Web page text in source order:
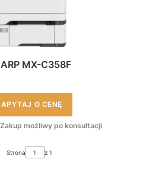
MX-C358F
O CENĘ
Zakup możliwy po konsultacji
Strona z 1